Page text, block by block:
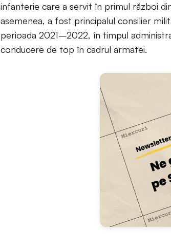
infanterie care a servit în primul război
asemenea, a fost principalul consilier
perioada 2021–2022, în timpul
conducere de top în cadrul armatei.